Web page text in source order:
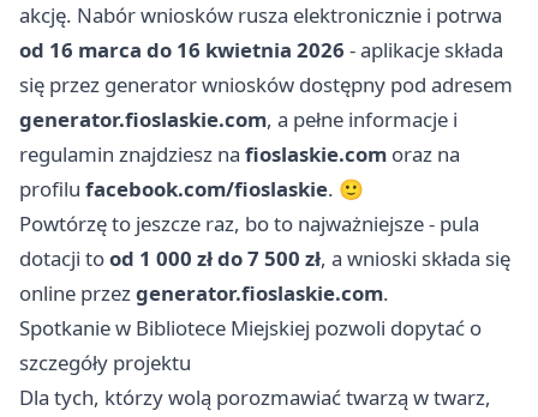
akcję. Nabór wniosków rusza elektronicznie i potrwa
od 16 marca do 16 kwietnia 2026 - aplikacje składa
się przez generator wniosków dostępny pod adresem
generator.fioslaskie.com, a pełne informacje i
regulamin znajdziesz na fioslaskie.com oraz na
profilu facebook.com/fioslaskie. 🙂
Powtórzę to jeszcze raz, bo to najważniejsze - pula
dotacji tood 1 000 zł do 7 500 zł, a wnioski składa się
online przezgenerator.fioslaskie.com.
Spotkanie w Bibliotece Miejskiej pozwoli dopytać o
szczegóły projektu
Dla tych, którzy wolą porozmawiać twarzą w twarz,